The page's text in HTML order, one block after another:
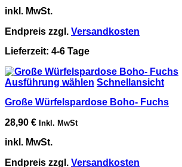
inkl. MwSt.
Endpreis zzgl. Versandkosten
Lieferzeit: 4-6 Tage
Ausführung wählen Schnellansicht
Große Würfelspardose Boho- Fuchs
28,90 € Inkl. MwSt
inkl. MwSt.
Endpreis zzgl. Versandkosten